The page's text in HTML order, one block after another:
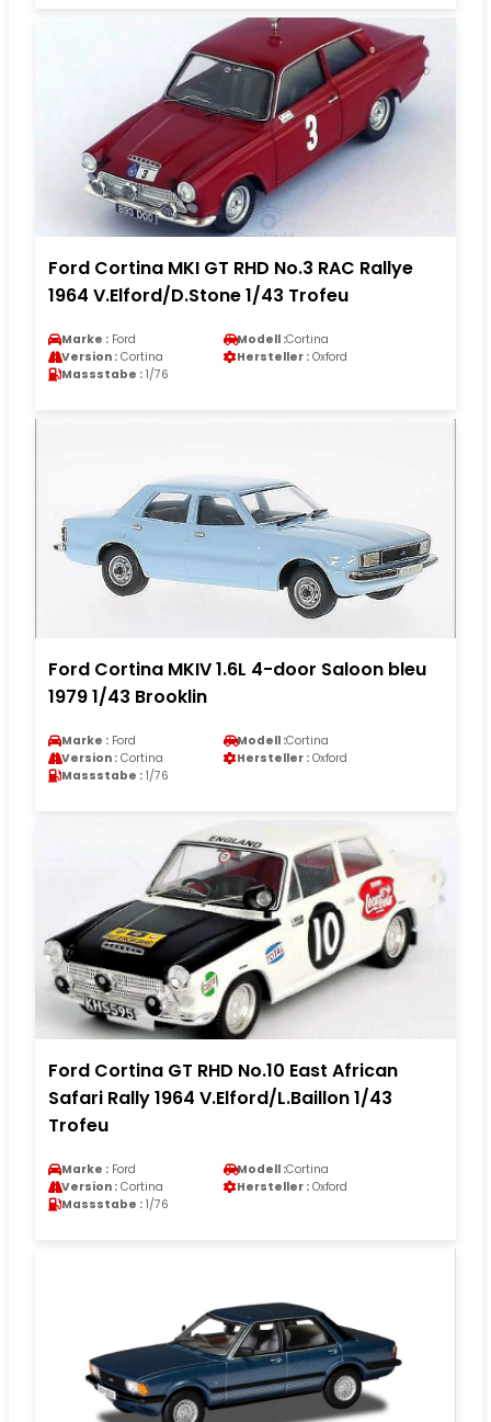
Ford Cortina MKI GT RHD No.3 RAC Rallye
1964 V.Elford/D.Stone 1/43 Trofeu
Marke : Ford Modell :Cortina
Version : Cortina Hersteller : Oxford
Massstabe : 1/76
Ford Cortina MKIV 1.6L 4-door Saloon bleu
1979 1/43 Brooklin
Marke : Ford Modell :Cortina
Version : Cortina Hersteller : Oxford
Massstabe : 1/76
Ford Cortina GT RHD No.10 East African
Safari Rally 1964 V.Elford/L.Baillon 1/43
Trofeu
Marke : Ford Modell :Cortina
Version : Cortina Hersteller : Oxford
Massstabe : 1/76